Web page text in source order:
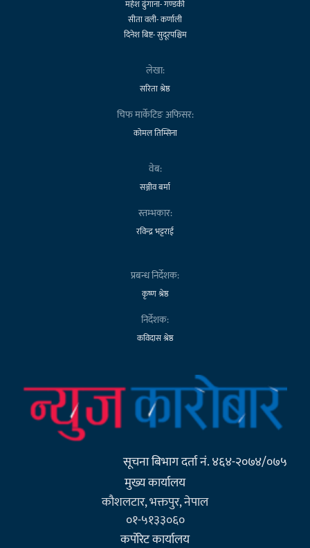
महेश ढुंगाना- गण्डकी
सीता वली- कर्णाली
दिनेश बिष्ट- सुदूरपश्चिम
लेखा:
सरिता श्रेष्ठ
चिफ मार्केटिङ अफिसर:
कोमल तिम्सिना
वेब:
सञ्जीव बर्मा
स्तम्भकार:
रविन्द्र भट्टराई
प्रबन्ध निर्देशक:
कृष्ण श्रेष्ठ
निर्देशक:
कविदास श्रेष्ठ
सूचना बिभाग दर्ता नं. ४६४-२०७४/०७५
मुख्य कार्यालय
कौशलटार, भक्तपुर, नेपाल
०१-५१३३०६०
कर्पाेरेट कार्यालय